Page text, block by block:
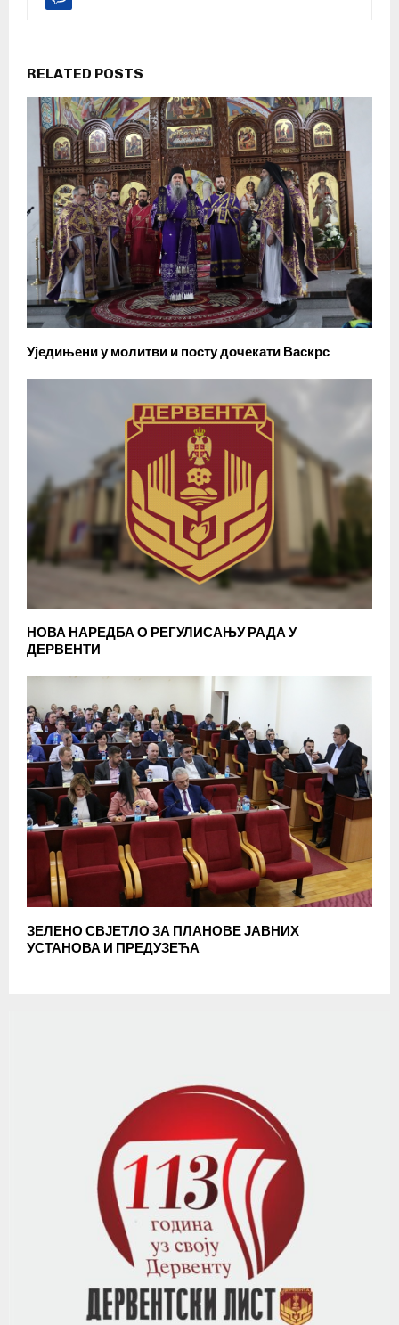
RELATED POSTS
Уједињени у молитви и посту дочекати Васкрс
НОВА НАРЕДБА О РЕГУЛИСАЊУ РАДА У
ДЕРВЕНТИ
ЗЕЛЕНО СВЈЕТЛО ЗА ПЛАНОВЕ ЈАВНИХ
УСТАНОВА И ПРЕДУЗЕЋА